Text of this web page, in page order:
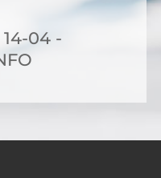
14-04 -